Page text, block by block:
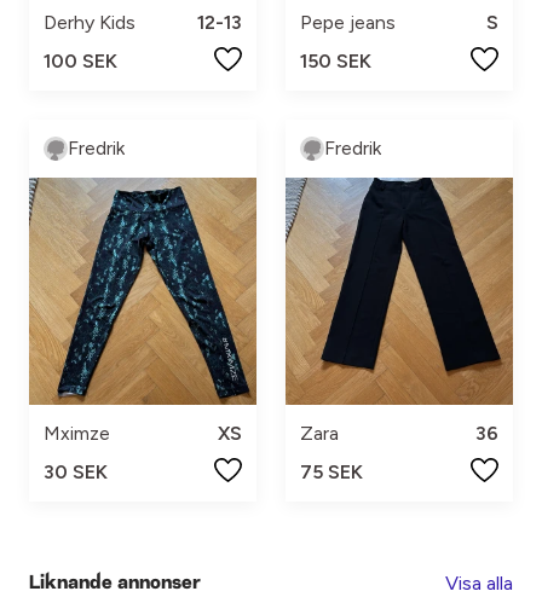
Derhy Kids
12-13
100 SEK
Pepe jeans
S
150 SEK
Fredrik
Mximze
XS
30 SEK
Fredrik
Zara
36
75 SEK
Liknande annonser Visa alla